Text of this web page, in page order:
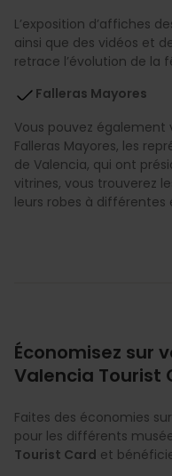
L’exposition d’affiches
ainsi que des vidéos et
retrace l’évolution de la
Falleras Mayores
Vous pouvez également
Falleras Mayores, les
de Valencia, qui ont
vitrines, vous trouverez
leurs robes à différentes
Économisez sur
Valencia Tourist
Faites des économies
pour les différents
Tourist Card et